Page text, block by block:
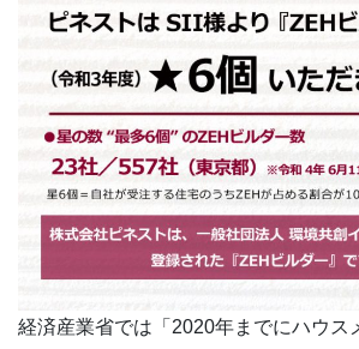
経済産業省では「2020年までにハウス